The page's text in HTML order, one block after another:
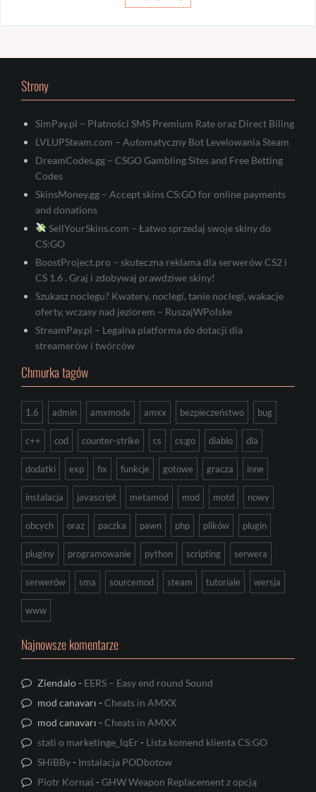
Strony
SimPay.pl – Płatności SMS Premium Rate oraz Direct Biling
LVLUPSteam.com – Automatyczny Bot Levelowania Steam
DreamCodes.gg – CSGO Gambling Sites and Free Betting
Codes
SkinsMoney.gg – Accept skins CS:GO for online payments
and donations
SellYourSkins.com – Łatwo sprzedaj swoje skiny do
CS:GO
BoostProject.pro – skuteczna reklama dla serwerów CS2 i
CS 1.6 . Graj i zdobywaj prawdziwe skiny!
Szukasz noclegu? Kwatery, noclegi, tanie noclegi, wakacje
oferty, wczasy nad jeziorem – RuszajWPolske
StreamPay.pl – Legalna platforma do dotacji dla
streamerów i twórców
Chmurka tagów
1.6 admin amxmodx amxx bezpieczeństwo bug
c++ cod counter-strike cs cs:go diablo dla
dodatki exp fix funkcje gotowe gracza inne
instalacja javascript metamod mod motd nowy
obcych oraz paczka pawn php plików plugin
pluginy programowanie python scripting serwera
serwerów sma sourcemod steam tutoriale wersja
www
Najnowsze komentarze
Ziendalo- EERS – Easy end round Sound
mod canavarı -Cheats in AMXX
mod canavarı -Cheats in AMXX
stati o marketinge_lqEr - Lista komend klienta CS:GO
SHiBBy- Instalacja PODbotow
Piotr Kornaś-GHW Weapon Replacement z opcją